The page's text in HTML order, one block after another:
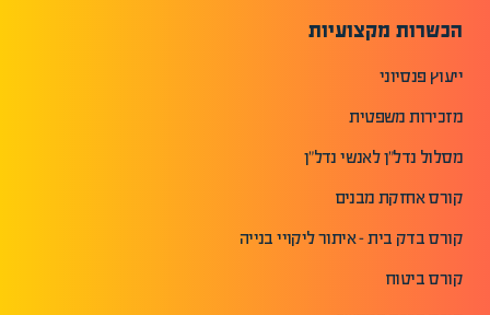
הכשרות מקצועיות
ייעוץ פנסיוני
מזכירות משפטית
מסלול נדל"ן לאנשי נדל"ן
קורס אחזקת מבנים
קורס בדק בית - איתור ליקויי בנייה
קורס ביטוח